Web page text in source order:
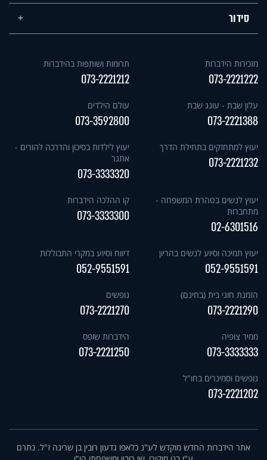
סידור
מזכירות הידברות
073-2221222
תרומות ושותפות בהידברות
073-2221212
עלון שבת - עונג שבת
073-2221388
עולם הילדים
073-3592800
יעוץ למתחזקים בתחילת הדרך
073-2221232
יעוץ לילדות בסיכון והדרכה להורים -
אתגר
073-3333320
יעוץ לנשים בטהרת המשפחה -
מתחברות
02-6301516
קו ההלכה הידברות
073-3333300
יעוץ תמיכה וסיוע לנשים בהריון
052-9551591
דיווח וסיוע במקרי התבוללות
052-9551591
הזמנת חוגי בית (בחינם)
073-2221290
נופשים
073-2221270
ממיר צופיה
073-3333333
הידברות שופס
073-2221250
נופשים וסמינרים בחו"ל
073-2221202
אתר הידברות החדש מוקדש לע"נ כלאפו גדעון רובין בן שרינה ז"ל. נתרם